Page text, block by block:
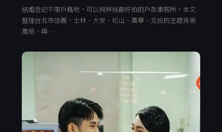
結婚登記不限戶籍地，可以純粹挑最好拍的戶政事務所。本文
整理台北市信義、士林、大安、松山、萬華、北投的主題背板
風格，與…